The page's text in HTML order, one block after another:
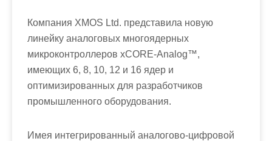
Компания XMOS Ltd. представила новую
линейку аналоговых многоядерных
микроконтроллеров xCORE-Analog™,
имеющих 6, 8, 10, 12 и 16 ядер и
оптимизированных для разработчиков
промышленного оборудования.
Имея интегрированный аналогово-цифровой